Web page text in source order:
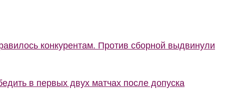
конкурентам. Против сборной выдвинули
в первых двух матчах после допуска